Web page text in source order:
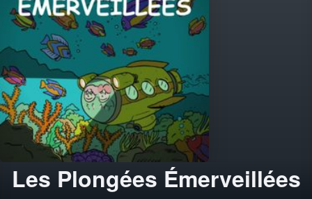
Les Plongées Émerveillées